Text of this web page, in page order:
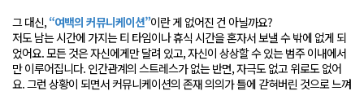
그 대신, “여백의 커뮤니케이션”이란 게 없어진 건 아닐까요?
저도 남는 시간에 가지는 티 타임이나 휴식 시간을 혼자서 보낼 수 밖에 없게 되
었어요. 모든 것은 자신에게만 달려 있고, 자신이 상상할 수 있는 범주 이내에서
만 이루어집니다. 인간관계의 스트레스가 없는 반면, 자극도 없고 위로도 없어
요. 그런 상황이 되면서 커뮤니케이션의 존재 의의가 틀에 갇혀버린 것으로 느껴